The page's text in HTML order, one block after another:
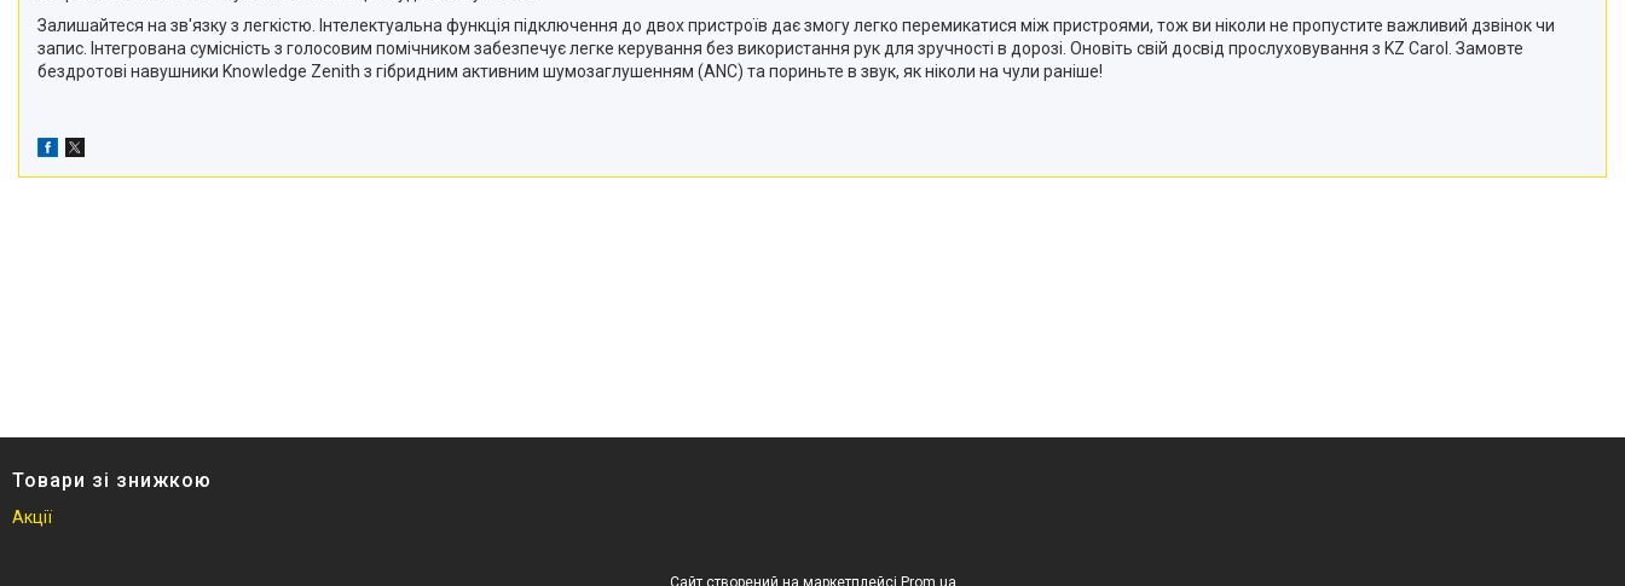
Залишайтеся на зв'язку з легкістю. Інтелектуальна функція підключення до двох пристроїв дає змогу легко перемикатися між пристроями, тож ви ніколи не пропустите важливий дзвінок чи
запис. Інтегрована сумісність з голосовим помічником забезпечує легке керування без використання рук для зручності в дорозі. Оновіть свій досвід прослуховування з KZ Carol. Замовте
бездротові навушники Knowledge Zenith з гібридним активним шумозаглушенням (ANC) та пориньте в звук, як ніколи на чули раніше!
Товари зі знижкою
Акції
Сайт створений на маркетплейсі Prom.ua